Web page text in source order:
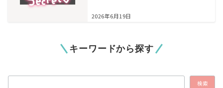
2026年6月19日
キーワードから探す
検索 検索